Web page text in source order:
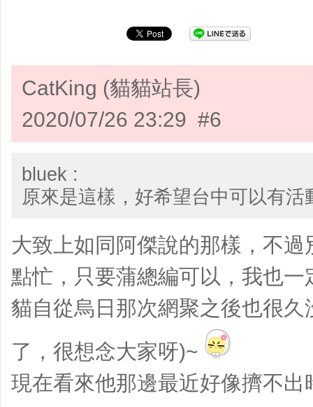
CatKing (貓貓站長)
2020/07/26 23:29 #6
bluek :
原來是這樣，好希望台中可以有活
大致上如同阿傑說的那樣，不
點忙，只要蒲總編可以，我也
貓自從烏日那次網聚之後也很
了，很想念大家呀)~
現在看來他那邊最近好像擠不